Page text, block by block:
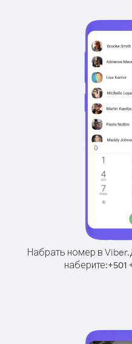
Набрать номер в Viber.
наберите:+501